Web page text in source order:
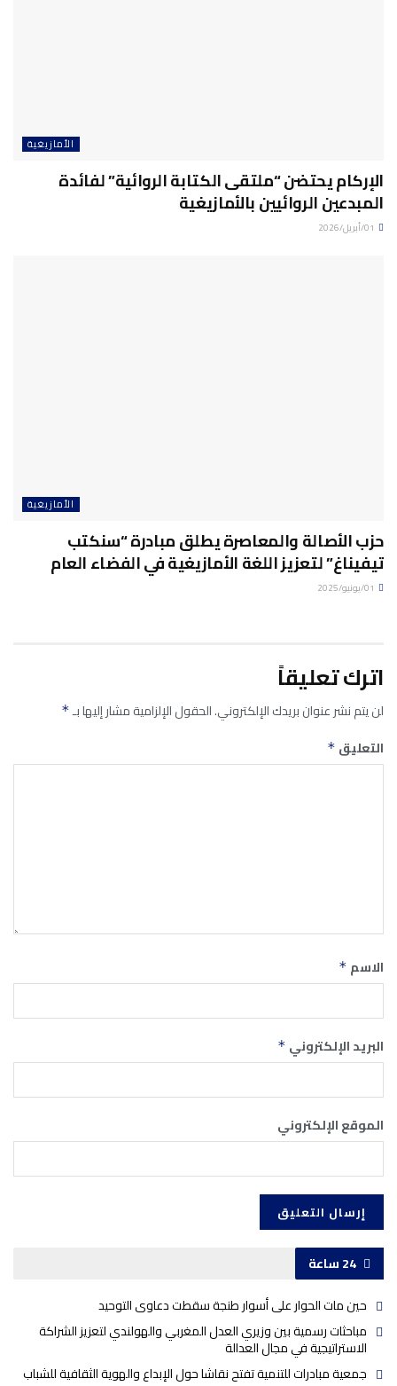
الأمازيغية
الإركام يحتضن “ملتقى الكتابة الروائية” لفائدة
المبدعين الروائيين بالأمازيغية
الأمازيغية
حزب الأصالة والمعاصرة يطلق مبادرة “سنكتب
تيفيناغ” لتعزيز اللغة الأمازيغية في الفضاء العام
اترك تعليقاً
لن يتم نشر عنوان بريدك الإلكتروني.الحقول الإلزامية مشار إليها بـ*
التعليق *
الاسم *
البريد الإلكتروني *
الموقع الإلكتروني
24 ساعة
حين مات الحوار على أسوار طنجة سقطت دعاوى التوحيد
مباحثات رسمية بين وزيري العدل المغربي والهولندي لتعزيز الشراكة
الاستراتيجية في مجال العدالة
جمعية مبادرات للتنمية تفتح نقاشا حول الإبداع والهوية الثقافية للشباب